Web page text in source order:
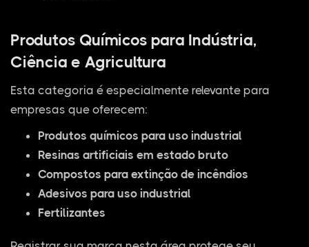
Produtos Químicos para Indústria,
Ciência e Agricultura
Esta categoria é especialmente relevante para
empresas que oferecem:
Produtos químicos para uso industrial
Resinas artificiais em estado bruto
Compostos para extinção de incêndios
Adesivos para uso industrial
Fertilizantes